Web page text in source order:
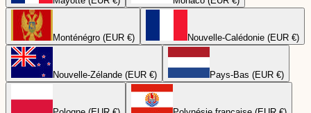
Monténégro (EUR €) Nouvelle-Calédonie (EUR €)
Nouvelle-Zélande (EUR €) Pays-Bas (EUR €)